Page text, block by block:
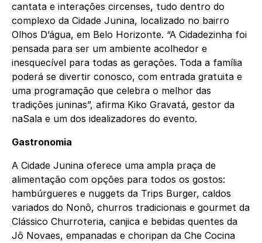
cantata e interações circenses, tudo dentro do
complexo da Cidade Junina, localizado no bairro
Olhos D’água, em Belo Horizonte. “A Cidadezinha foi
pensada para ser um ambiente acolhedor e
inesquecível para todas as gerações. Toda a família
poderá se divertir conosco, com entrada gratuita e
uma programação que celebra o melhor das
tradições juninas”, afirma Kiko Gravatá, gestor da
naSala e um dos idealizadores do evento.
Gastronomia
A Cidade Junina oferece uma ampla praça de
alimentação com opções para todos os gostos:
hambúrgueres e nuggets da Trips Burger, caldos
variados do Nonô, churros tradicionais e gourmet da
Clássico Churroteria, canjica e bebidas quentes da
Jô Novaes, empanadas e choripan da Che Cocina